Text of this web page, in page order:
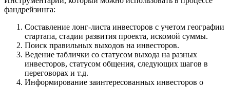
фандрейзинга:
Составление лонг-листа инвесторов с учетом географии
стартапа, стадии развития проекта, искомой суммы.
Поиск правильных выходов на инвесторов.
Ведение таблички со статусом выхода на разных
инвесторов, статусом общения, следующих шагов в
переговорах и т.д.
Информирование заинтересованных инвесторов о